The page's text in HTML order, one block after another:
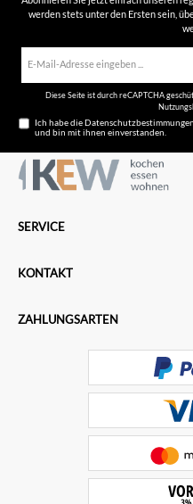
werden stets unter den Ersten sein,
Diese Seite ist durch reCAPTCHA
Ich habe dieDatenschutzbestimmungen
und bin mit ihnen einverstanden.
SERVICE
KONTAKT
ZAHLUNGSARTEN